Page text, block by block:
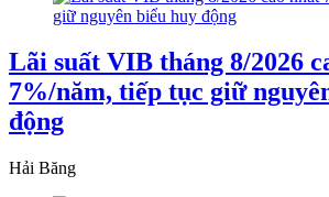
Lãi suất VIB tháng 8/2026
7%/năm, tiếp tục giữ
động
Hải Băng